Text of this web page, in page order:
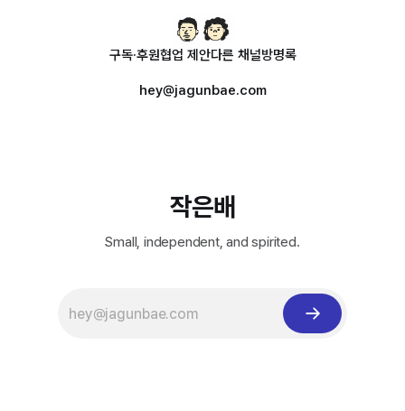
구독·후원협업 제안다른 채널방명록
hey@jagunbae.com
작은배
Small, independent, and spirited.